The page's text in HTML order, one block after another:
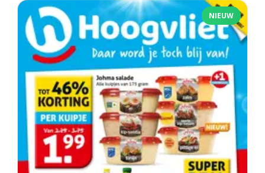
NIEUW